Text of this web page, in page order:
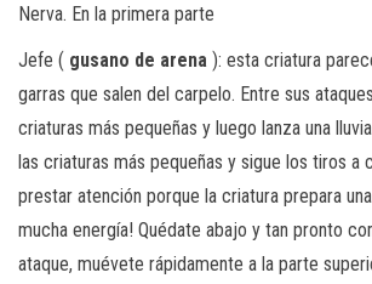
Nerva. En la primera parte
Jefe ( gusano de arena ): esta criatura
garras que salen del carpelo. Entre sus
criaturas más pequeñas y luego lanza una
las criaturas más pequeñas y sigue los tiros a
prestar atención porque la criatura prepara
mucha energía! Quédate abajo y tan pronto
ataque, muévete rápidamente a la parte